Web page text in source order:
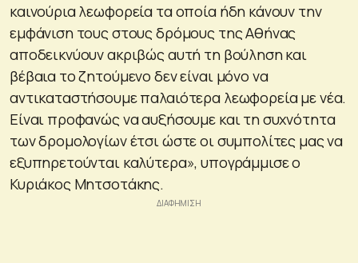
καινούρια λεωφορεία τα οποία ήδη κάνουν την
εμφάνιση τους στους δρόμους της Αθήνας
αποδεικνύουν ακριβώς αυτή τη βούληση και
βέβαια το ζητούμενο δεν είναι μόνο να
αντικαταστήσουμε παλαιότερα λεωφορεία με νέα.
Είναι προφανώς να αυξήσουμε και τη συχνότητα
των δρομολογίων έτσι ώστε οι συμπολίτες μας να
εξυπηρετούνται καλύτερα», υπογράμμισε ο
Κυριάκος Μητσοτάκης.